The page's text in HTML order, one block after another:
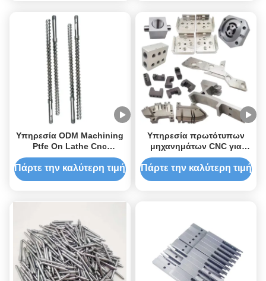
Υπηρεσία ODM Machining
Ptfe On Lathe Cnc
Machining Prototype
Πάρτε την καλύτερη τιμή
Υπηρεσία πρωτότυπων
μηχανημάτων CNC για
αλουμίνιο
Πάρτε την καλύτερη τιμή